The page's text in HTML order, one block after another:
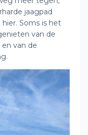
jaagpad
Soms is het
van de
van de